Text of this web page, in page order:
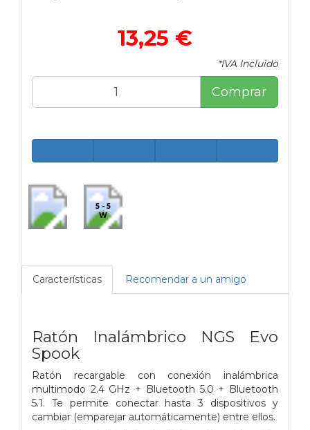
13,25 €
*IVA Incluido
Comprar
5 - 5
W
Características Recomendar a un amigo
Ratón Inalámbrico NGS Evo
Spook
Ratón recargable con conexión inalámbrica
multimodo 2.4 GHz + Bluetooth 5.0 + Bluetooth
5.1. Te permite conectar hasta 3 dispositivos y
cambiar (emparejar automáticamente) entre ellos.